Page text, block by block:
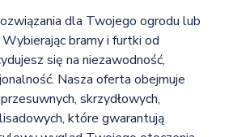
dla Twojego ogrodu lub
bramy i furtki od
się na niezawodność,
Nasza oferta obejmuje
skrzydłowych,
które gwarantują